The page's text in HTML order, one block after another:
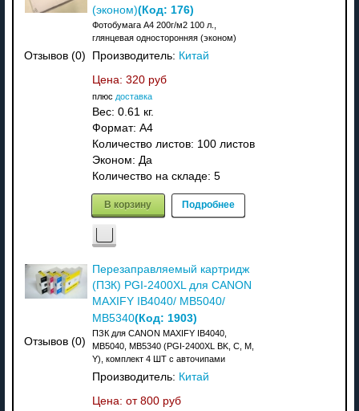
Отзывов (0)
(эконом)(Код: 176)
Фотобумага A4 200г/м2 100 л.,
глянцевая односторонняя (эконом)
Производитель: Китай
Цена: 320 руб
плюс доставка
Вес: 0.61 кг.
Формат: A4
Количество листов: 100 листов
Эконом: Да
Количество на складе: 5
В корзину Подробнее
Отзывов (0)
Перезаправляемый картридж
(ПЗК) PGI-2400XL для CANON
MAXIFY IB4040/ MB5040/
MB5340(Код: 1903)
ПЗК для CANON MAXIFY IB4040,
MB5040, MB5340 (PGI-2400XL BK, C, M,
Y), комплект 4 ШТ с авточипами
Производитель: Китай
Цена: от 800 руб